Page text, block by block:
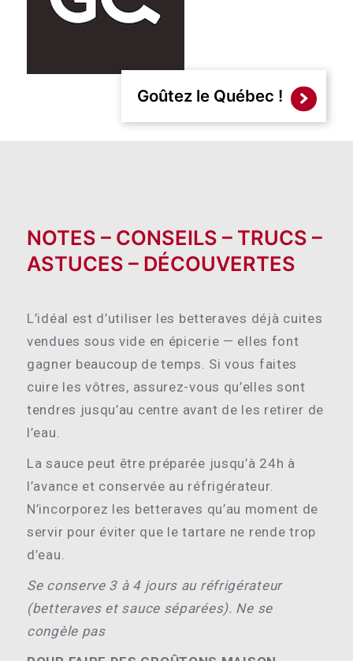
Goûtez le Québec !
NOTES – CONSEILS – TRUCS –
ASTUCES – DÉCOUVERTES
L’idéal est d’utiliser les betteraves déjà cuites
vendues sous vide en épicerie — elles font
gagner beaucoup de temps. Si vous faites
cuire les vôtres, assurez-vous qu’elles sont
tendres jusqu’au centre avant de les retirer de
l’eau.
La sauce peut être préparée jusqu’à 24h à
l’avance et conservée au réfrigérateur.
N’incorporez les betteraves qu’au moment de
servir pour éviter que le tartare ne rende trop
d’eau.
Se conserve 3 à 4 jours au réfrigérateur
(betteraves et sauce séparées). Ne se
congèle pas